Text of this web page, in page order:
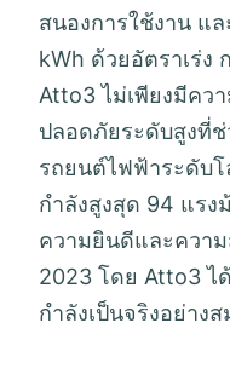
สนองการใช้งาน แ
kWh ด้วยอัตราเร่ง
Atto3 ไม่เพียงมีคว
ปลอดภัยระดับสูงที่
รถยนต์ไฟฟ้าระดับ
กำลังสูงสุด 94 แรง
ความยินดีและควา
2023 โดย Atto3 ไ
กำลังเป็นจริงอย่าง